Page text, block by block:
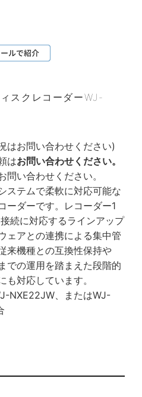
スクレコーダーWJ-
はお問い合わせください)
はお問い合わせください。
い合わせください。
ステムで柔軟に対応可能な
ーダーです。レコーダー1
続に対応するラインアップ
ェアとの連携による集中管
来機種との互換性保持や
での運用を踏まえた段階的
も対応しています。
NXE22JW、またはWJ-